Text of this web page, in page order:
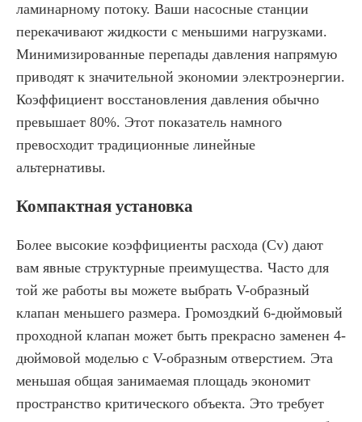
ламинарному потоку. Ваши насосные станции
перекачивают жидкости с меньшими нагрузками.
Минимизированные перепады давления напрямую
приводят к значительной экономии электроэнергии.
Коэффициент восстановления давления обычно
превышает 80%. Этот показатель намного
превосходит традиционные линейные
альтернативы.
Компактная установка
Более высокие коэффициенты расхода (Cv) дают
вам явные структурные преимущества. Часто для
той же работы вы можете выбрать V-образный
клапан меньшего размера. Громоздкий 6-дюймовый
проходной клапан может быть прекрасно заменен 4-
дюймовой моделью с V-образным отверстием. Эта
меньшая общая занимаемая площадь экономит
пространство критического объекта. Это требует